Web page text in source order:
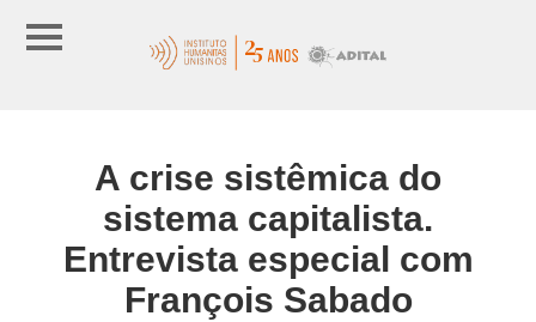
A crise sistêmica do
sistema capitalista.
Entrevista especial com
François Sabado